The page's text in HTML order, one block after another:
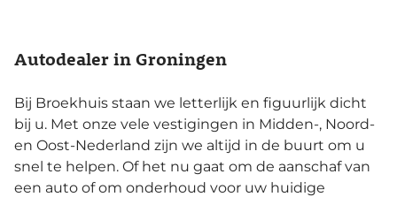
Autodealer in Groningen
Bij Broekhuis staan we letterlijk en figuurlijk dicht
bij u. Met onze vele vestigingen in Midden-, Noord-
en Oost-Nederland zijn we altijd in de buurt om u
snel te helpen. Of het nu gaat om de aanschaf van
een auto of om onderhoud voor uw huidige